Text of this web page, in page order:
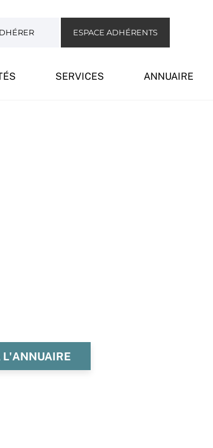
ESPACE ADHÉRENTS
SERVICES ANNUAIRE
L'ANNUAIRE